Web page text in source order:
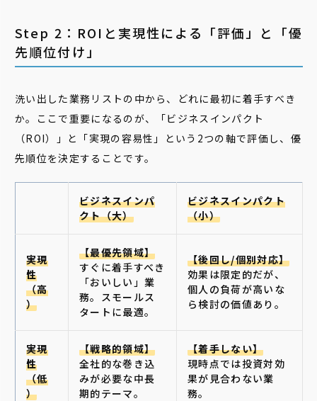
Step 2：ROIと実現性による「評価」と「優
先順位付け」
洗い出した業務リストの中から、どれに最初に着手すべき
か。ここで重要になるのが、「ビジネスインパクト
（ROI）」と「実現の容易性」という2つの軸で評価し、優
先順位を決定することです。
ビジネスインパ
クト（大）
ビジネスインパクト
（小）
実現
性
（高
）
【最優先領域】
すぐに着手すべき
「おいしい」業
務。スモールス
タートに最適。
【後回し/個別対応】
効果は限定的だが、
個人の負荷が高いな
ら検討の価値あり。
実現
性
（低
）
【戦略的領域】
全社的な巻き込
みが必要な中長
期的テーマ。
【着手しない】
現時点では投資対効
果が見合わない業
務。